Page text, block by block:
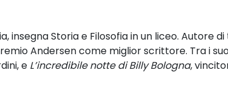
insegna Storia e Filosofia in un liceo. Autore
Andersen come miglior scrittore. Tra i
e L’incredibile notte di Billy Bologna,